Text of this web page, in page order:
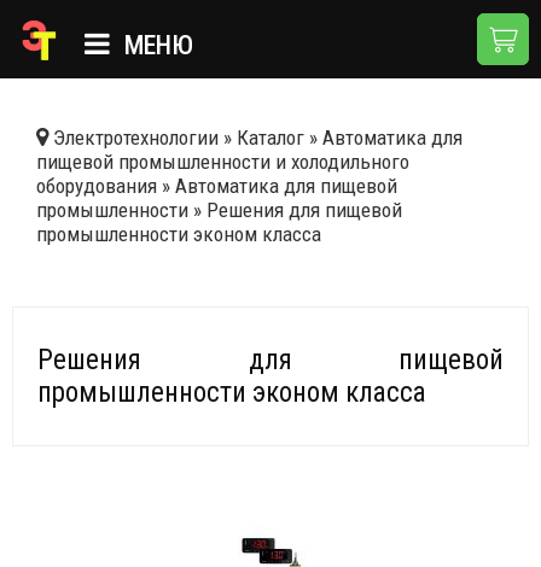
МЕНЮ
КАТАЛОГ
О КОМПАНИИ
ДОСТАВКА И ОПЛАТА
Электротехнологии » Каталог » Автоматика для
пищевой промышленности и холодильного
оборудования » Автоматика для пищевой
промышленности » Решения для пищевой
промышленности эконом класса
Решения для пищевой
промышленности эконом класса